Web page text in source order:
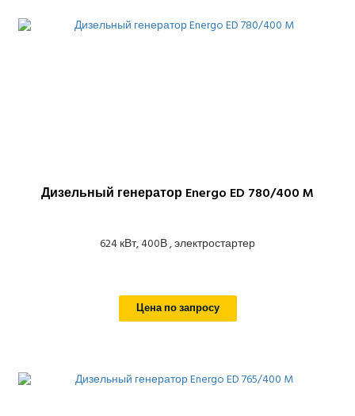
Дизельный генератор Energo ED 780/400 M
624 кВт, 400В , электростартер
Цена по запросу